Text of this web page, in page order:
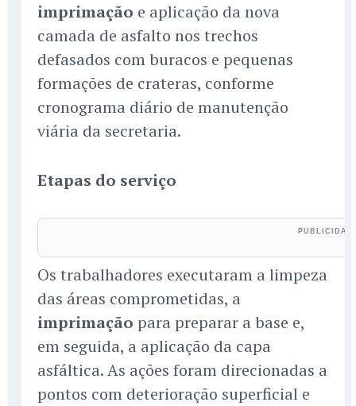
imprimação e aplicação da nova
camada de asfalto nos trechos
defasados com buracos e pequenas
formações de crateras, conforme
cronograma diário de manutenção
viária da secretaria.
Etapas do serviço
Os trabalhadores executaram a limpeza
das áreas comprometidas, a
imprimação para preparar a base e,
em seguida, a aplicação da capa
asfáltica. As ações foram direcionadas a
pontos com deterioração superficial e